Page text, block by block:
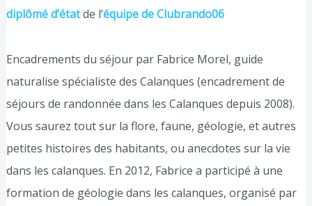
diplômé d’étatde l’équipe de Clubrando06
Encadrements du séjour par Fabrice Morel, guide
naturalise spécialiste des Calanques (encadrement de
séjours de randonnée dans les Calanques depuis 2008).
Vous saurez tout sur la flore, faune, géologie, et autres
petites histoires des habitants, ou anecdotes sur la vie
dans les calanques. En 2012, Fabrice a participé à une
formation de géologie dans les calanques, organisé par